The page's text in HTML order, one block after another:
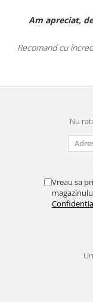
Am apreciat,
Recomand cu
Nu
Vreau sa